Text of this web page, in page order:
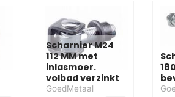
Scharnier M24
112 MM met
inlasmoer.
volbad verzinkt
GoedMetaal